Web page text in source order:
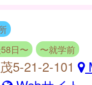
日〜 〜就学前
5-21-2-101